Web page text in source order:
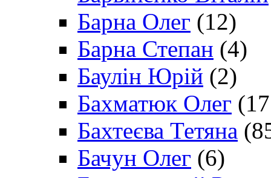
Барна Олег (12)
Барна Степан (4)
Баулін Юрій (2)
Бахматюк Олег
Бахтеєва Тетяна
Бачун Олег (6)